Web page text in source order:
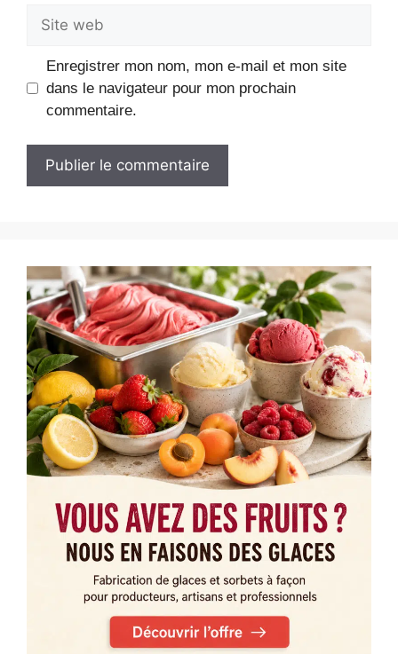
Site
web
Enregistrer mon nom, mon e-mail et mon site
dans le navigateur pour mon prochain
commentaire.